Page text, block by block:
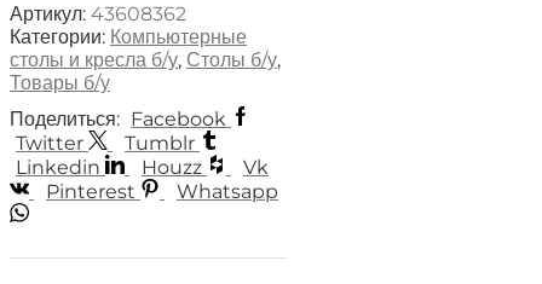
Артикул: 43608362
Категории: Компьютерные
столы и кресла б/у, Столы б/у,
Товары б/у
Поделиться: Facebook
Twitter
Tumblr
Linkedin
Houzz
Vk
Pinterest
Whatsapp